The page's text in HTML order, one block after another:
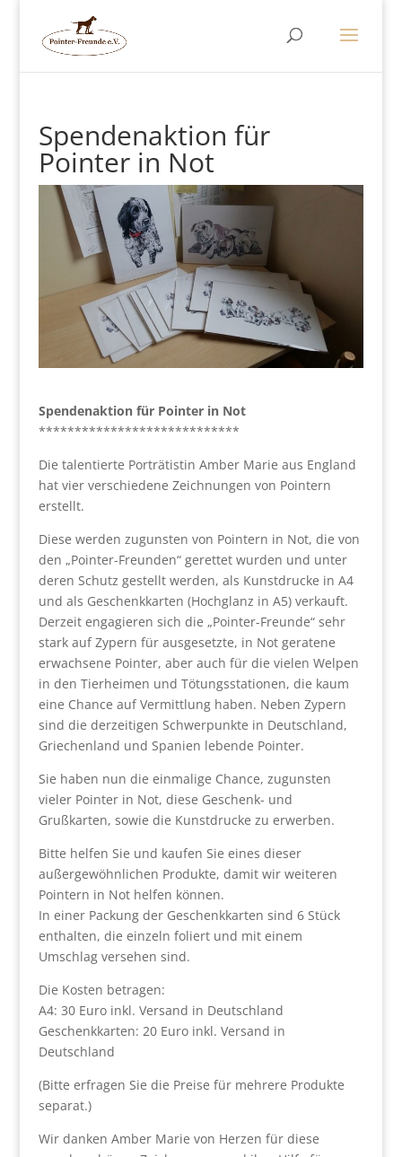
Spendenaktion für
Pointer in Not
Spendenaktion für Pointer in Not
****************************
Die talentierte Porträtistin Amber Marie aus England
hat vier verschiedene Zeichnungen von Pointern
erstellt.
Diese werden zugunsten von Pointern in Not, die von
den „Pointer-Freunden“ gerettet wurden und unter
deren Schutz gestellt werden, als Kunstdrucke in A4
und als Geschenkkarten (Hochglanz in A5) verkauft.
Derzeit engagieren sich die „Pointer-Freunde“ sehr
stark auf Zypern für ausgesetzte, in Not geratene
erwachsene Pointer, aber auch für die vielen Welpen
in den Tierheimen und Tötungsstationen, die kaum
eine Chance auf Vermittlung haben. Neben Zypern
sind die derzeitigen Schwerpunkte in Deutschland,
Griechenland und Spanien lebende Pointer.
Sie haben nun die einmalige Chance, zugunsten
vieler Pointer in Not, diese Geschenk- und
Grußkarten, sowie die Kunstdrucke zu erwerben.
Bitte helfen Sie und kaufen Sie eines dieser
außergewöhnlichen Produkte, damit wir weiteren
Pointern in Not helfen können.
In einer Packung der Geschenkkarten sind 6 Stück
enthalten, die einzeln foliert und mit einem
Umschlag versehen sind.
Die Kosten betragen:
A4: 30 Euro inkl. Versand in Deutschland
Geschenkkarten: 20 Euro inkl. Versand in
Deutschland
(Bitte erfragen Sie die Preise für mehrere Produkte
separat.)
Wir danken Amber Marie von Herzen für diese